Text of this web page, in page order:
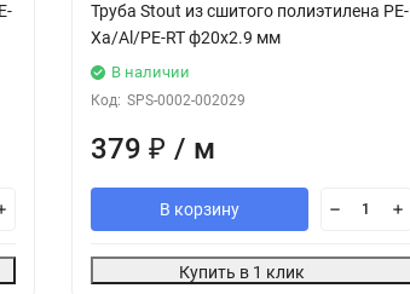
Труба Stout из сшитого полиэтилена PE-
Xa/Al/PE-RT ф20х2.9 мм
В наличии
Код: SPS-0002-002029
379 ₽ / м
В корзину
Купить в 1 клик